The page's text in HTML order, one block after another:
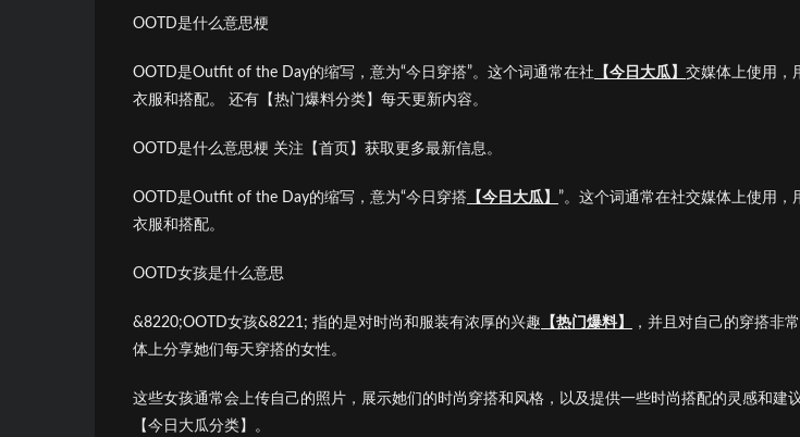
OOTD是什么意思梗
OOTD是Outfit of the Day的缩写，意为“今日穿搭”。这个词通常在社 【今日大瓜】 交媒体上使用，
衣服和搭配。 还有【热门爆料分类】每天更新内容。
OOTD是什么意思梗 关注【首页】获取更多最新信息。
OOTD是Outfit of the Day的缩写，意为“今日穿搭 【今日大瓜】 ”。这个词通常在社交媒体上使用，
衣服和搭配。
OOTD女孩是什么意思
&8220;OOTD女孩&8221; 指的是对时尚和服装有浓厚的兴趣 【热门爆料】
，并且对自己的穿搭非
体上分享她们每天穿搭的女性。
这些女孩通常会上传自己的照片，展示她们的时尚穿搭和风格，以及提供一些时尚搭配的灵感和建
【今日大瓜分类】。